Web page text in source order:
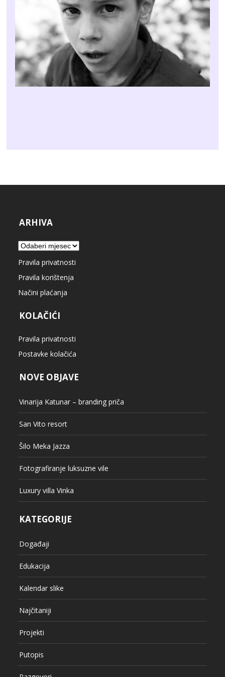
ARHIVA
Arhiva
Pravila privatnosti
Pravila korištenja
Načini plaćanja
KOLAČIĆI
Pravila privatnosti
Postavke kolačića
NOVE OBJAVE
Vinarija Katunar – branding priča
San Vito resort
Šilo Meka Jazza
Fotografiranje luksuzne vile
Luxury villa Vinka
KATEGORIJE
Događaji
Edukacija
Kalendar slike
Najčitaniji
Projekti
Putopis